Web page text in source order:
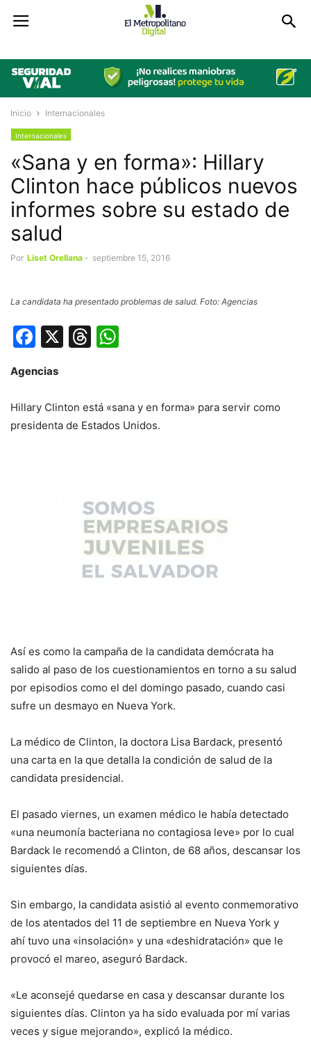
Inicio Internacionales
Internacionales
«Sana y en forma»: Hillary
Clinton hace públicos nuevos
informes sobre su estado de
salud
Por Liset Orellana - septiembre 15, 2016
La candidata ha presentado problemas de salud. Foto: Agencias
Facebook
X Threads
Agencias
Hillary Clinton está «sana y en forma» para servir como
presidenta de Estados Unidos.
Así es como la campaña de la candidata demócrata ha
salido al paso de los cuestionamientos en torno a su salud
por episodios como el del domingo pasado, cuando casi
sufre un desmayo en Nueva York.
La médico de Clinton, la doctora Lisa Bardack, presentó
una carta en la que detalla la condición de salud de la
candidata presidencial.
El pasado viernes, un examen médico le había detectado
«una neumonía bacteriana no contagiosa leve» por lo cual
Bardack le recomendó a Clinton, de 68 años, descansar los
siguientes días.
Sin embargo, la candidata asistió al evento conmemorativo
de los atentados del 11 de septiembre en Nueva York y
ahí tuvo una «insolación» y una «deshidratación» que le
provocó el mareo, aseguró Bardack.
«Le aconsejé quedarse en casa y descansar durante los
siguientes días. Clinton ya ha sido evaluada por mí varias
veces y sigue mejorando», explicó la médico.